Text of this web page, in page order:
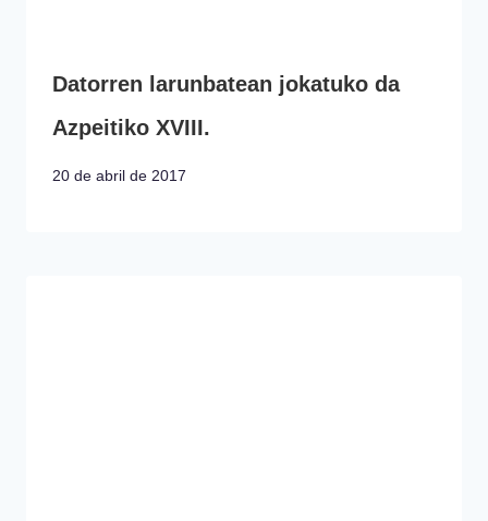
Datorren larunbatean jokatuko da
Azpeitiko XVIII.
20 de abril de 2017